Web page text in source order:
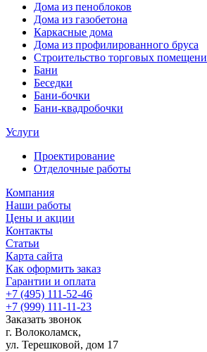
Дома из пеноблоков
Дома из газобетона
Каркасные дома
Дома из профилированного бруса
Строительство торговых
Бани
Беседки
Бани-бочки
Бани-квадробочки
Услуги
Проектирование
Отделочные работы
Компания
Наши работы
Цены и акции
Контакты
Статьи
Карта сайта
Как оформить заказ
Гарантии и оплата
+7 (495) 111-52-46
+7 (999) 111-11-23
Заказать звонок
г. Волоколамск,
ул. Терешковой, дом 17